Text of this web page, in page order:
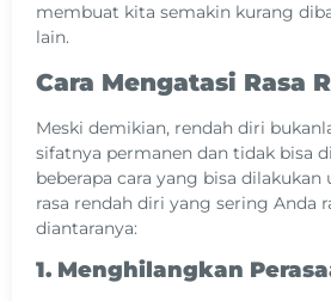
membuat kita semakin kurang
lain.
Cara Mengatasi Rasa
Meski demikian, rendah diri
sifatnya permanen dan tidak bisa
beberapa cara yang bisa
rasa rendah diri yang sering Anda
diantaranya:
1. Menghilangkan